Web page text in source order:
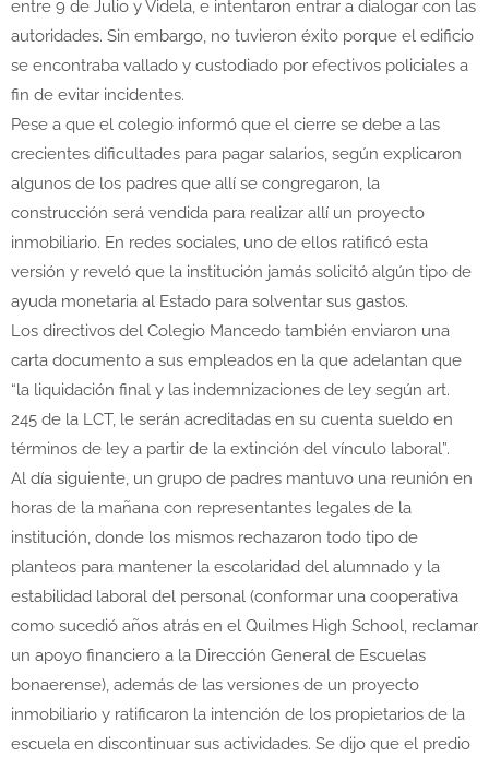
entre 9 de Julio y Videla, e intentaron entrar a dialogar con las
autoridades. Sin embargo, no tuvieron éxito porque el edificio
se encontraba vallado y custodiado por efectivos policiales a
fin de evitar incidentes.
Pese a que el colegio informó que el cierre se debe a las
crecientes dificultades para pagar salarios, según explicaron
algunos de los padres que allí se congregaron, la
construcción será vendida para realizar allí un proyecto
inmobiliario. En redes sociales, uno de ellos ratificó esta
versión y reveló que la institución jamás solicitó algún tipo de
ayuda monetaria al Estado para solventar sus gastos.
Los directivos del Colegio Mancedo también enviaron una
carta documento a sus empleados en la que adelantan que
“la liquidación final y las indemnizaciones de ley según art.
245 de la LCT, le serán acreditadas en su cuenta sueldo en
términos de ley a partir de la extinción del vínculo laboral”.
Al día siguiente, un grupo de padres mantuvo una reunión en
horas de la mañana con representantes legales de la
institución, donde los mismos rechazaron todo tipo de
planteos para mantener la escolaridad del alumnado y la
estabilidad laboral del personal (conformar una cooperativa
como sucedió años atrás en el Quilmes High School, reclamar
un apoyo financiero a la Dirección General de Escuelas
bonaerense), además de las versiones de un proyecto
inmobiliario y ratificaron la intención de los propietarios de la
escuela en discontinuar sus actividades. Se dijo que el predio